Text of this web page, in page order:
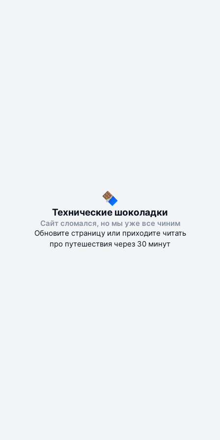
Технические шоколадки
Сайт сломался, но мы уже все чиним
Обновите страницу или приходите читать
про путешествия через 30 минут